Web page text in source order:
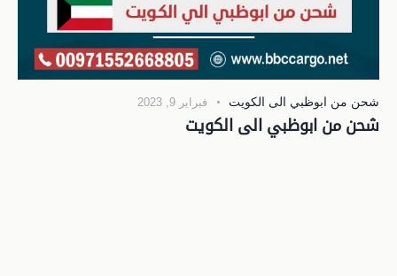
شحن من ابوظبي الى الكويت فبراير 9, 2023
شحن من ابوظبي الى الكويت